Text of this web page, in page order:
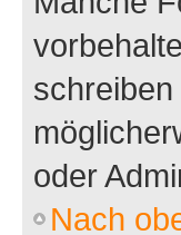
oder
Nach